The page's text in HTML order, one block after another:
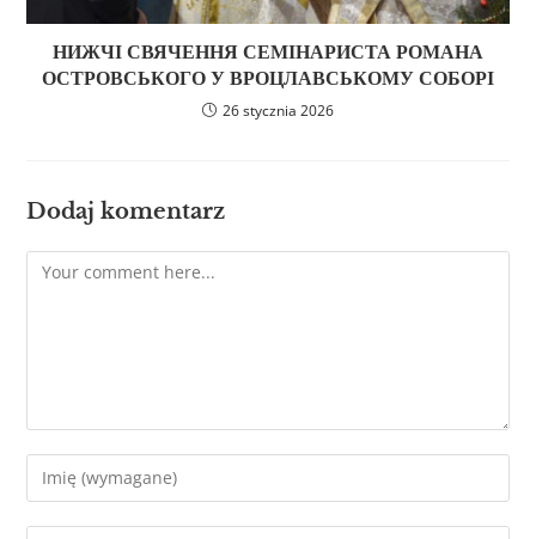
НИЖЧІ СВЯЧЕННЯ СЕМІНАРИСТА РОМАНА
ОСТРОВСЬКОГО У ВРОЦЛАВСЬКОМУ СОБОРІ
26 stycznia 2026
Dodaj komentarz